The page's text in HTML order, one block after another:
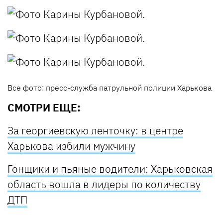
Все фото: пресс-служба патрульной полиции Харькова
СМОТРИ ЕЩЕ:
За георгиевскую ленточку: в центре
Харькова избили мужчину
Гонщики и пьяные водители: Харьковская
область вошла в лидеры по количеству
ДТП